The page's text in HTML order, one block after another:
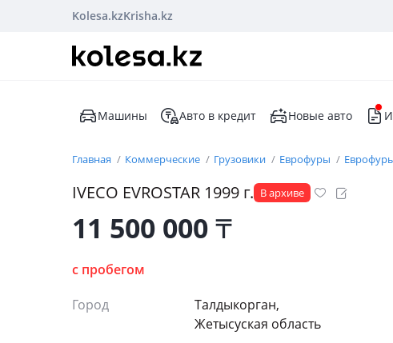
Kolesa.kzKrisha.kz
Машины Авто в кредит Новые авто
Главная Коммерческие Грузовики Еврофуры
IVECO EVROSTAR 1999 г. В архиве
11 500 000₸
с пробегом
Город
Талдыкорган,
Жетысуская область